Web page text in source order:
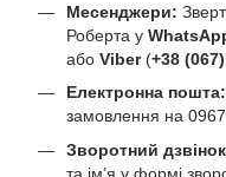
Месенджери:
Роберта у
або Viber(+38
Електронна пошта:
замовлення на
Зворотний
та ім’я у формі